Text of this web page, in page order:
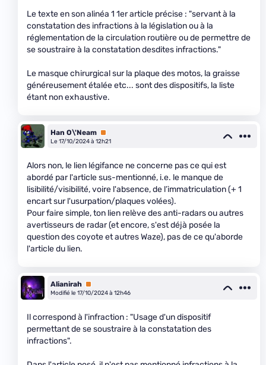
Le texte en son alinéa 1 1er article précise : "servant à la
constatation des infractions à la législation ou à la
réglementation de la circulation routière ou de permettre de
se soustraire à la constatation desdites infractions."
Le masque chirurgical sur la plaque des motos, la graisse
généreusement étalée etc... sont des dispositifs, la liste
étant non exhaustive.
Han O\'Neam Premium
Le 17/10/2024 à 12h21
Alors non, le lien légifance ne concerne pas ce qui est
abordé par l'article sus-mentionné, i.e. le manque de
lisibilité/visibilité, voire l'absence, de l’immatriculation (+ 1
encart sur l'usurpation/plaques volées).
Pour faire simple, ton lien relève des anti-radars ou autres
avertisseurs de radar (et encore, s'est déjà posée la
question des coyote et autres Waze), pas de ce qu'aborde
l'article du lien.
Alianirah Premium
Modifié le 17/10/2024 à 12h46
Il correspond à l'infraction : "Usage d'un dispositif
permettant de se soustraire à la constatation des
infractions".